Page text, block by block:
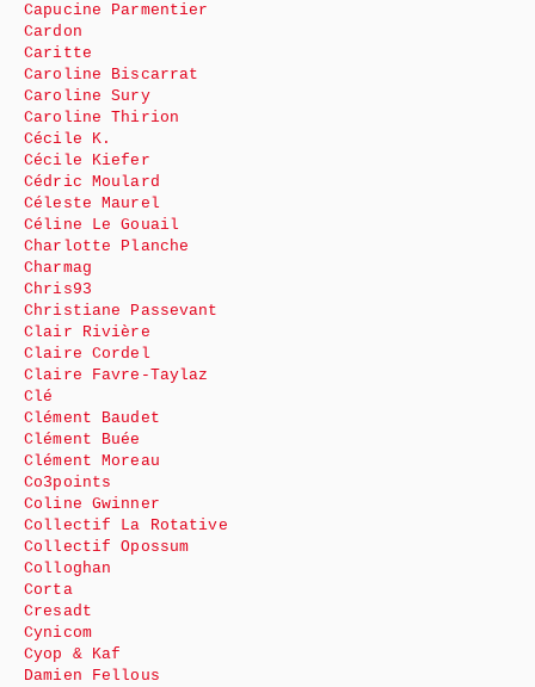
Capucine Parmentier
Cardon
Caritte
Caroline Biscarrat
Caroline Sury
Caroline Thirion
Cécile K.
Cécile Kiefer
Cédric Moulard
Céleste Maurel
Céline Le Gouail
Charlotte Planche
Charmag
Chris93
Christiane Passevant
Clair Rivière
Claire Cordel
Claire Favre-Taylaz
Clé
Clément Baudet
Clément Buée
Clément Moreau
Co3points
Coline Gwinner
Collectif La Rotative
Collectif Opossum
Colloghan
Corta
Cresadt
Cynicom
Cyop & Kaf
Damien Fellous